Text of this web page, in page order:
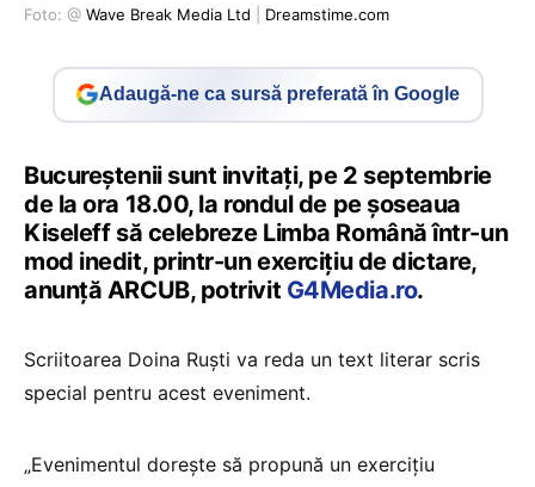
Foto: @ Wave Break Media Ltd Dreamstime.com
Adaugă-ne ca sursă preferată în Google
Bucureștenii sunt invitați, pe 2 septembrie
de la ora 18.00, la rondul de pe șoseaua
Kiseleff să celebreze Limba Română într-un
mod inedit, printr-un exercițiu de dictare,
anunță ARCUB, potrivit G4Media.ro.
Scriitoarea Doina Ruști va reda un text literar scris
special pentru acest eveniment.
„Evenimentul dorește să propună un exercițiu